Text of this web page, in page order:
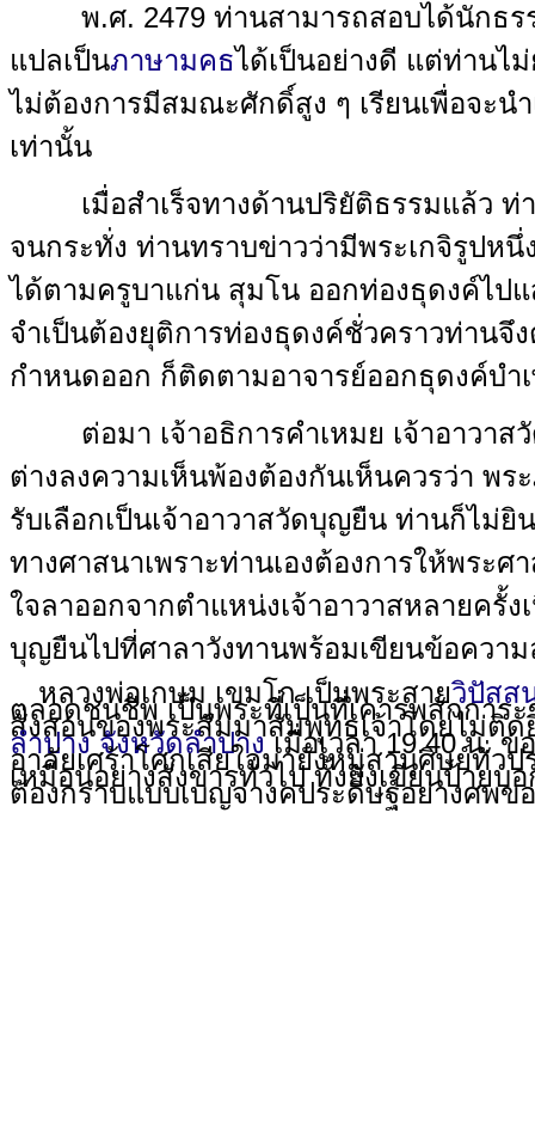
พ.ศ. 2479 ท่านสามารถสอบได้นักธร
แปลเป็นภาษามคธได้เป็นอย่างดี แต่ท่านไ
ไม่ต้องการมีสมณะศักดิ์สูง ๆ เรียนเพื่อจะน
เท่านั้น
เมื่อสำเร็จทางด้านปริยัติธรรมแล้ว
จนกระทั่ง ท่านทราบข่าวว่ามีพระเกจิรูปห
ได้ตามครูบาแก่น สุมโน ออกท่องธุดงค์ไปแ
จำเป็นต้องยุติการท่องธุดงค์ชั่วคราวท่าน
กำหนดออก ก็ติดตามอาจารย์ออกธุดงค์บำ
ต่อมา เจ้าอธิการคำเหมย เจ้าอาว
ต่างลงความเห็นพ้องต้องกันเห็นควรว่า พ
รับเลือกเป็นเจ้าอาวาสวัดบุญยืน ท่านก็ไม่
ทางศาสนาเพราะท่านเองต้องการให้พระ
ใจลาออกจากตำแหน่งเจ้าอาวาสหลายครั้
บุญยืนไปที่ศาลาวังทานพร้อมเขียนข้อความ
หลวงพ่อเกษม เขมโก เป็นพระสายวิปัสส
ตลอดชนชีพ เป็นพระที่เป็นที่เคารพสักการ
สั่งสอนของพระสัมมาสัมพุทธเจ้าโดยไม่ติ
ลำปาง จังหวัดลำปางเมื่อเวลา 19.40 น.
อาลัยเศร้าโศกเสียใจมายังหมู่สานุศิษย์ทั่ว
เหมือนอย่างสังขารทั่วไป ทั้งยังเขียนป้าย
ต้องกราบแบบเบญจางคประดิษฐ์อย่างศพข